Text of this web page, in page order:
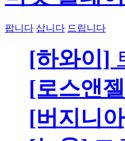
팝니다 삽니다 드립니다
[하와이]
[로스앤
[버지니